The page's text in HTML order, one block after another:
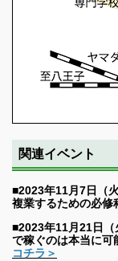
関連イベント
■2023年11月7日（
複業するための必
■2023年11月21日
で稼ぐのは本当に
コチラ＞